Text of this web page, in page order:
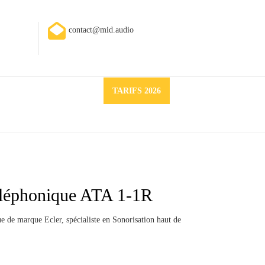
contact@mid.audio
TARIFS 2026Request
a
ATA 1-1R
de marque Ecler, spécialiste en Sonorisation haut de